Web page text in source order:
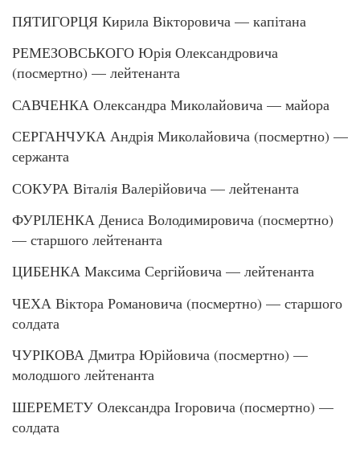
ПЯТИГОРЦЯ Кирила Вікторовича — капітана
РЕМЕЗОВСЬКОГО Юрія Олександровича
(посмертно) — лейтенанта
САВЧЕНКА Олександра Миколайовича — майора
СЕРГАНЧУКА Андрія Миколайовича (посмертно) —
сержанта
СОКУРА Віталія Валерійовича — лейтенанта
ФУРІЛЕНКА Дениса Володимировича (посмертно)
— старшого лейтенанта
ЦИБЕНКА Максима Сергійовича — лейтенанта
ЧЕХА Віктора Романовича (посмертно) — старшого
солдата
ЧУРІКОВА Дмитра Юрійовича (посмертно) —
молодшого лейтенанта
ШЕРЕМЕТУ Олександра Ігоровича (посмертно) —
солдата